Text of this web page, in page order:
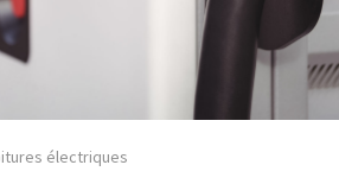
électriques